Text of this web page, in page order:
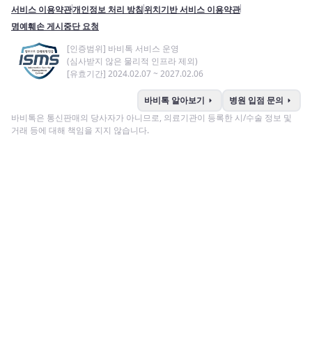
서비스 이용약관개인정보 처리 방침위치기반 서비스 이용약관
명예훼손 게시중단 요청
[인증범위] 바비톡 서비스 운영
(심사받지 않은 물리적 인프라 제외)
[유효기간] 2024.02.07 ~ 2027.02.06
바비톡 알아보기 arrow_right 병원 입점 문의 arrow_right
바비톡은 통신판매의 당사자가 아니므로, 의료기관이 등록한 시/수술 정보 및
거래 등에 대해 책임을 지지 않습니다.